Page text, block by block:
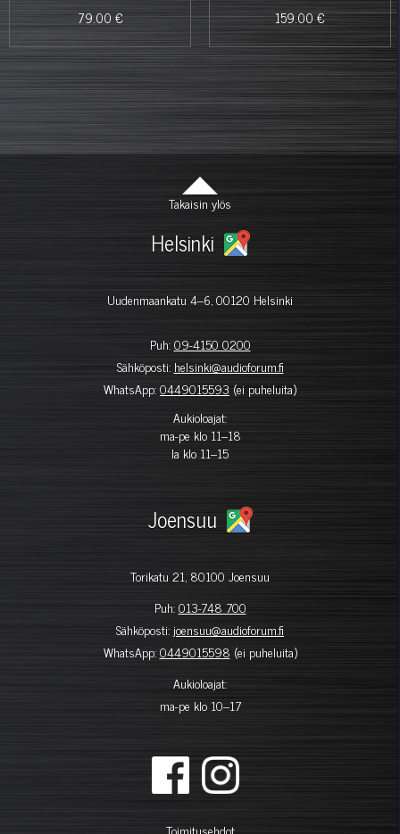
79.00 € 159.00 €
Takaisin ylös
Helsinki
Uudenmaankatu 4–6, 00120 Helsinki
Puh:09-4150 0200
Sähköposti: helsinki@audioforum.fi
WhatsApp:0449015593 (ei puheluita)
Aukioloajat:
ma-pe klo 11–18
la klo 11–15
Joensuu
Torikatu 21, 80100 Joensuu
Puh:013-748 700
Sähköposti: joensuu@audioforum.fi
WhatsApp:0449015598 (ei puheluita)
Aukioloajat:
ma-pe klo 10–17